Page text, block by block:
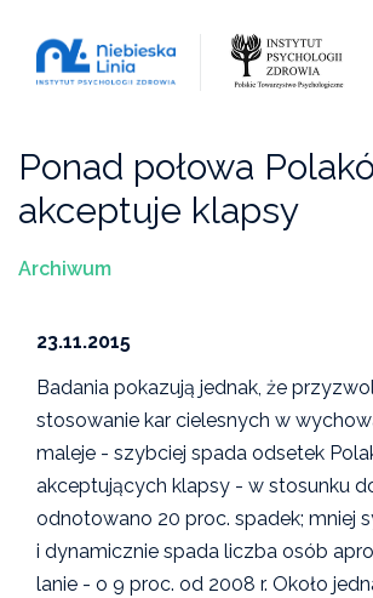
Ponad połowa
akceptuje klapsy
Archiwum
23.11.2015
Badania pokazują jednak, że
stosowanie kar cielesnych w
maleje - szybciej spada odsetek
akceptujących klapsy - w stosunku
odnotowano 20 proc. spadek; mniej
i dynamicznie spada liczba osób
lanie - o 9 proc. od 2008 r. Około